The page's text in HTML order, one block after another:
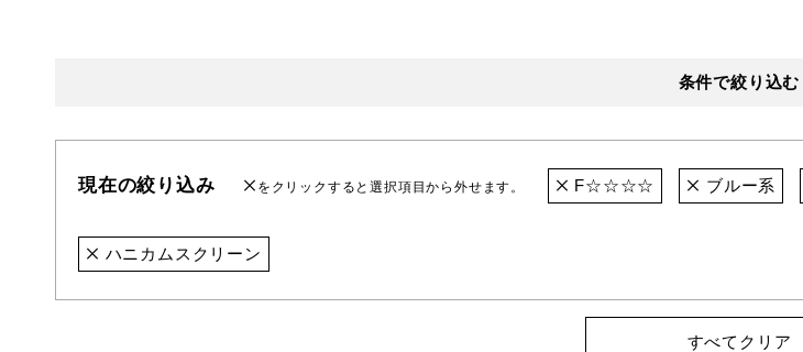
条件で絞り込む
現在の絞り込み をクリックすると選択項目から外せます。 F☆☆☆☆ ブルー系
ハニカムスクリーン
すべてクリア